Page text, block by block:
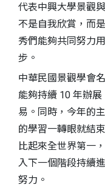
代表中興大學景觀
不是自我欣賞，而
秀們能夠共同努力
步。
中華民國景觀學會
能夠持續 10 年辦
易。同時，今年的
的學習一轉眼就結
比起來全世界第一
入下一個階段持續
努力。